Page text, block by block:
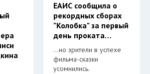
ЕАИС сообщила о
рекордных сборах
"Колобка" за первый
день проката…
…но зрители в успехе
фильма-сказки
усомнились.